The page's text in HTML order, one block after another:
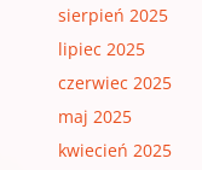
sierpień 2025
lipiec 2025
czerwiec 2025
maj 2025
kwiecień 2025